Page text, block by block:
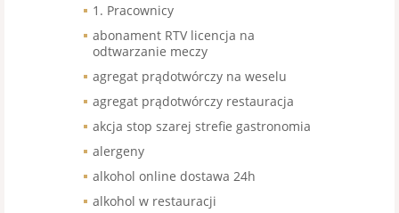
1. Pracownicy
abonament RTV licencja na
odtwarzanie meczy
agregat prądotwórczy na weselu
agregat prądotwórczy restauracja
akcja stop szarej strefie gastronomia
alergeny
alkohol online dostawa 24h
alkohol w restauracji